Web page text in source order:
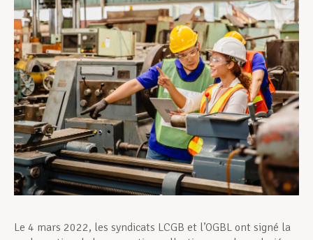
Développement professionnel
Devenir Membre
Actualités
Le 4 mars 2022, les syndicats LCGB et l’OGBL ont signé la